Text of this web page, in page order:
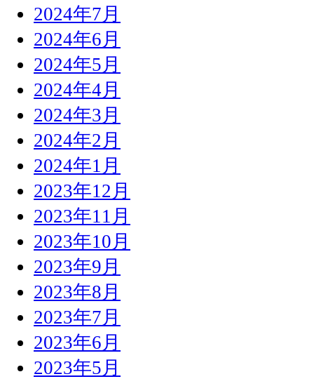
2024年7月
2024年6月
2024年5月
2024年4月
2024年3月
2024年2月
2024年1月
2023年12月
2023年11月
2023年10月
2023年9月
2023年8月
2023年7月
2023年6月
2023年5月